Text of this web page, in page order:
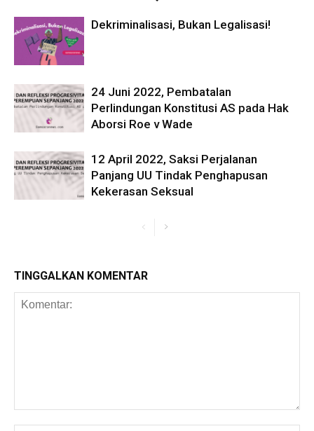
Dekriminalisasi, Bukan Legalisasi!
24 Juni 2022, Pembatalan
Perlindungan Konstitusi AS pada Hak
Aborsi Roe v Wade
12 April 2022, Saksi Perjalanan
Panjang UU Tindak Penghapusan
Kekerasan Seksual
TINGGALKAN KOMENTAR